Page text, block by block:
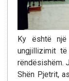
Ky është
ungjillizimit
rëndësishëm.
Shën Pjetrit,